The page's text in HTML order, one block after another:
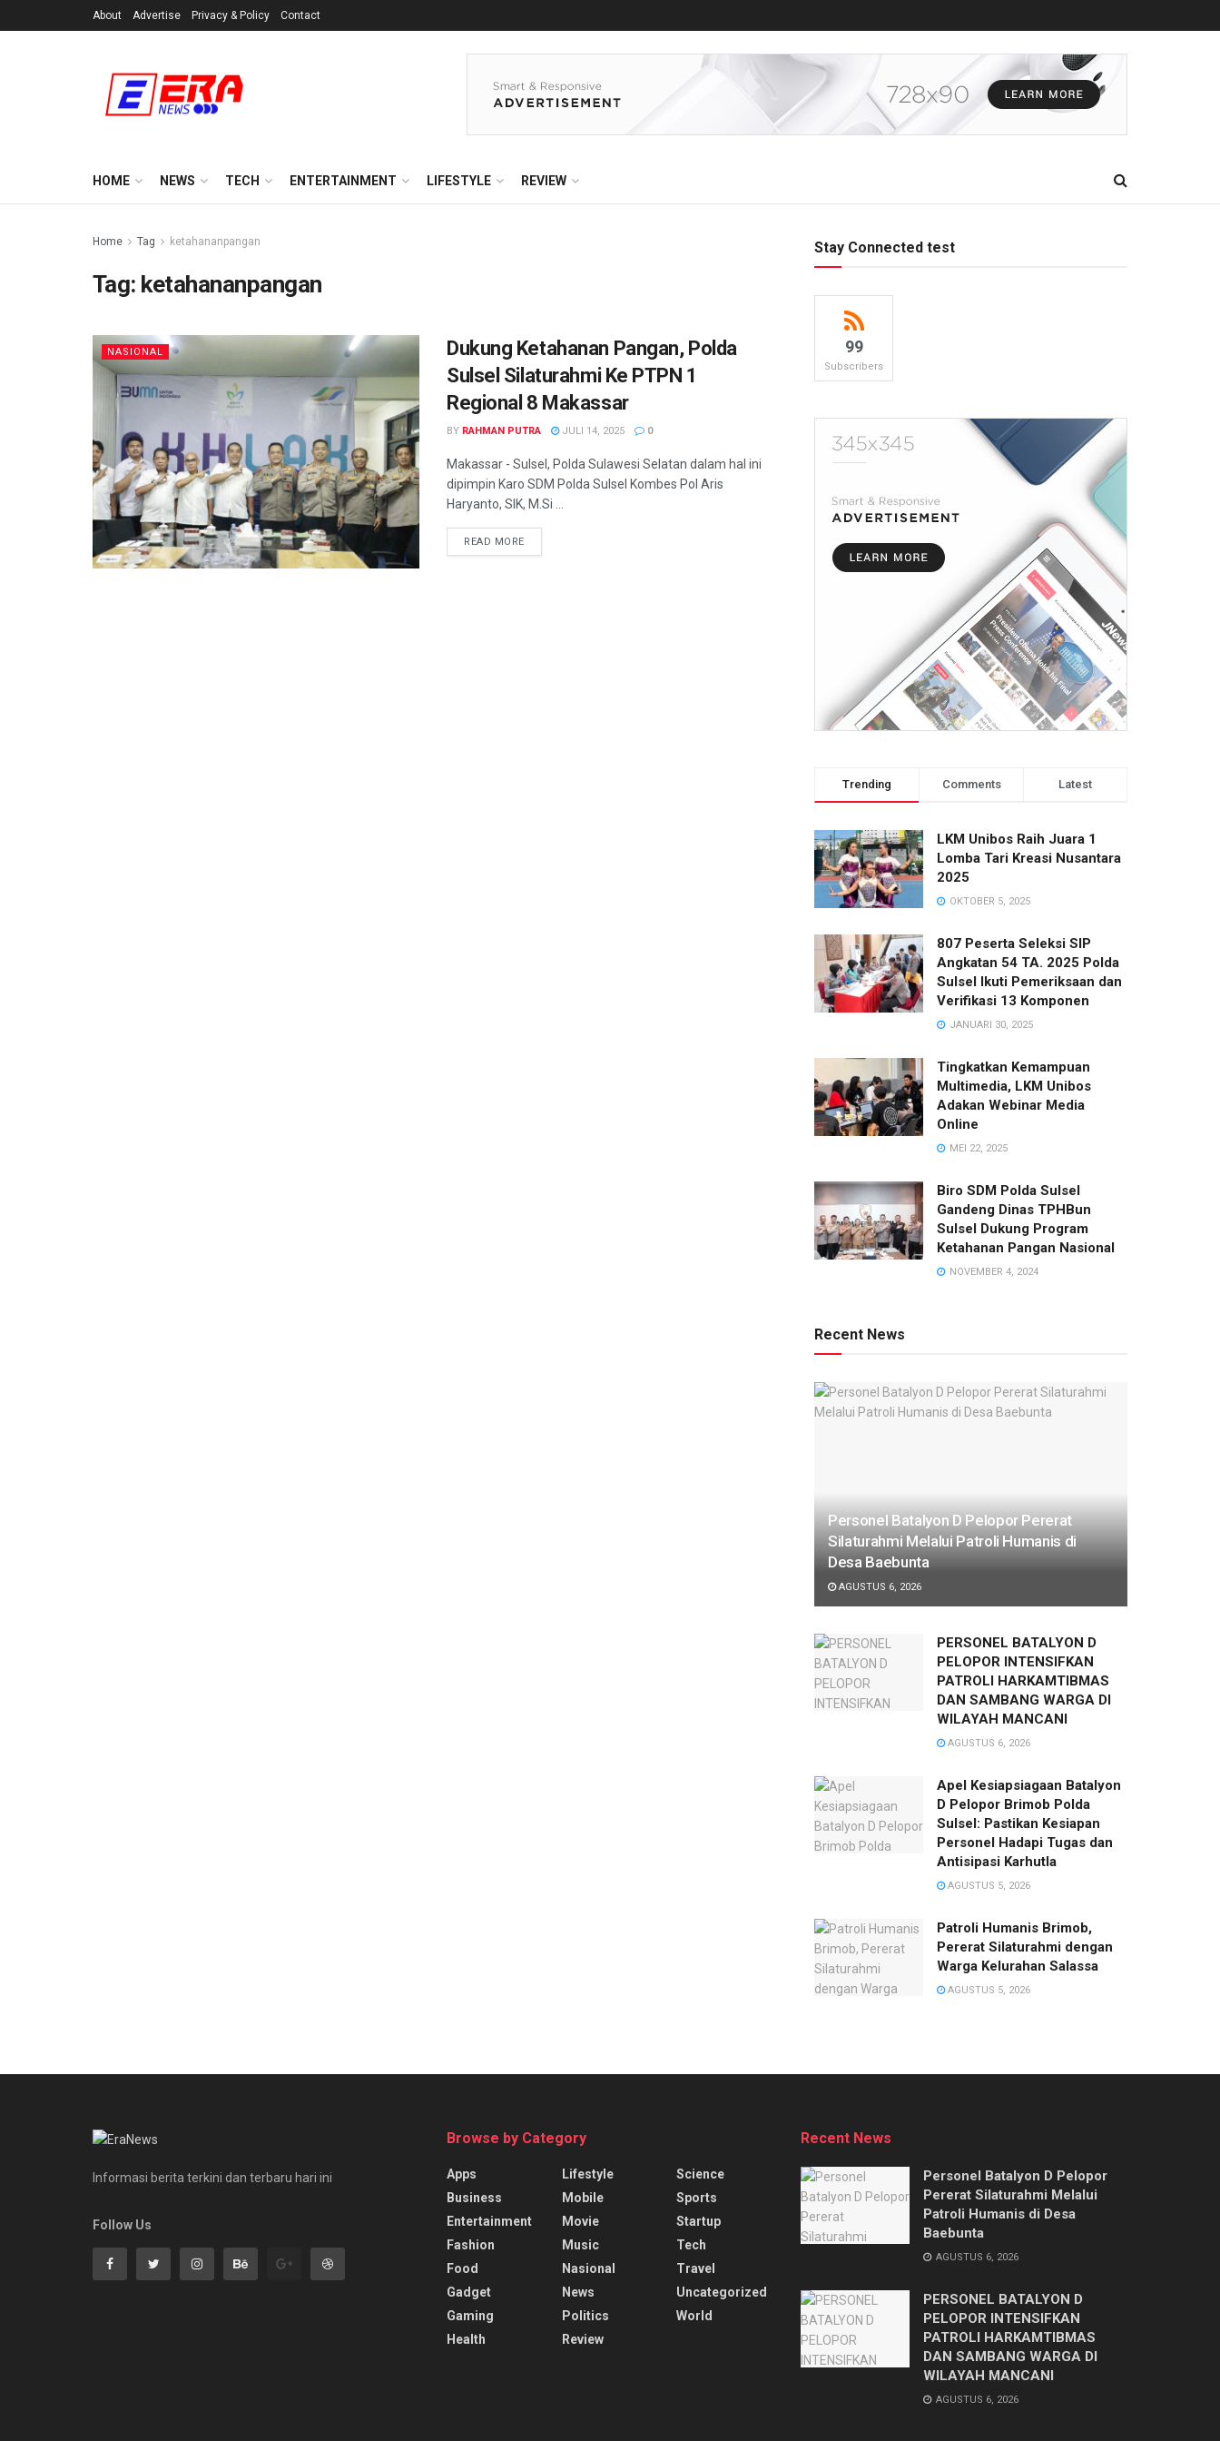
About Advertise Privacy & Policy Contact
HOME NEWS TECH ENTERTAINMENT LIFESTYLE REVIEW
Home Tag ketahananpangan
Tag: ketahananpangan
NASIONAL
Dukung Ketahanan Pangan, Polda
Sulsel Silaturahmi Ke PTPN 1
Regional 8 Makassar
BY RAHMAN PUTRA JULI 14, 2025 0
Makassar - Sulsel, Polda Sulawesi Selatan dalam hal ini
dipimpin Karo SDM Polda Sulsel Kombes Pol Aris
Haryanto, SIK, M.Si ...
READ MORE
Stay Connected test
99
Subscribers
Trending Comments Latest
LKM Unibos Raih Juara 1
Lomba Tari Kreasi Nusantara
2025
OKTOBER 5, 2025
807 Peserta Seleksi SIP
Angkatan 54 TA. 2025 Polda
Sulsel Ikuti Pemeriksaan dan
Verifikasi 13 Komponen
JANUARI 30, 2025
Tingkatkan Kemampuan
Multimedia, LKM Unibos
Adakan Webinar Media
Online
MEI 22, 2025
Biro SDM Polda Sulsel
Gandeng Dinas TPHBun
Sulsel Dukung Program
Ketahanan Pangan Nasional
NOVEMBER 4, 2024
Recent News
Personel Batalyon D Pelopor Pererat
Silaturahmi Melalui Patroli Humanis di
Desa Baebunta
AGUSTUS 6, 2026
PERSONEL BATALYON D
PELOPOR INTENSIFKAN
PATROLI HARKAMTIBMAS
DAN SAMBANG WARGA DI
WILAYAH MANCANI
AGUSTUS 6, 2026
Apel Kesiapsiagaan Batalyon
D Pelopor Brimob Polda
Sulsel: Pastikan Kesiapan
Personel Hadapi Tugas dan
Antisipasi Karhutla
AGUSTUS 5, 2026
Patroli Humanis Brimob,
Pererat Silaturahmi dengan
Warga Kelurahan Salassa
AGUSTUS 5, 2026
Informasi berita terkini dan terbaru hari ini
Follow Us
Browse by Category
Apps
Business
Entertainment
Fashion
Food
Gadget
Gaming
Health
Lifestyle
Mobile
Movie
Music
Nasional
News
Politics
Review
Science
Sports
Startup
Tech
Travel
Uncategorized
World
Recent News
Personel Batalyon D Pelopor
Pererat Silaturahmi Melalui
Patroli Humanis di Desa
Baebunta
AGUSTUS 6, 2026
PERSONEL BATALYON D
PELOPOR INTENSIFKAN
PATROLI HARKAMTIBMAS
DAN SAMBANG WARGA DI
WILAYAH MANCANI
AGUSTUS 6, 2026